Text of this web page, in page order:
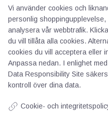
Vi använder cookies och
personlig
analysera vår webbtrafik.
du vill tillåta alla cookies.
cookies du vill acceptera eller
Anpassa nedan. I enlighet
Data Responsibility Site
kontroll över dina data.
Cookie- och